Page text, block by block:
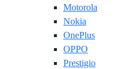
Motorola
Nokia
OnePlus
OPPO
Prestigio